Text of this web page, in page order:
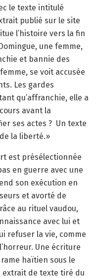
le texte intitulé
publié sur le site
l’histoire vers la fin
une femme,
et bannie des
se voit accusée
Les gardes
qu’affranchie, elle a
avant la
ses actes ? Un texte
la liberté.»
est présélectionnée
en guerre avec une
son exécution en
et avorté de
au rituel vaudou,
avec lui et
refuser la vie, comme
Une écriture
haïtien sous le
extrait de texte tiré du